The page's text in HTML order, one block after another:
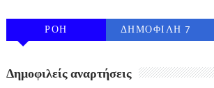
ΡΟΗ
ΔΗΜΟΦΙΛΗ 7
Δημοφιλείς αναρτήσεις